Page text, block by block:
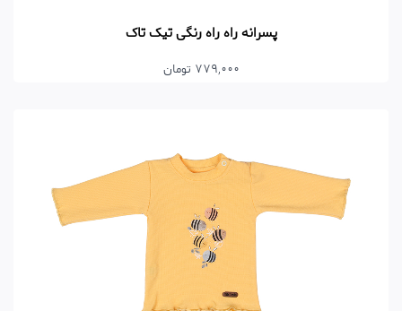
پسرانه راه راه رنگی تیک تاک
779,000 تومان